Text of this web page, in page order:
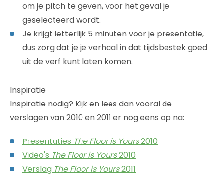
om je pitch te geven, voor het geval je
geselecteerd wordt.
Je krijgt letterlijk 5 minuten voor je presentatie,
dus zorg dat je je verhaal in dat tijdsbestek goed
uit de verf kunt laten komen.
Inspiratie
Inspiratie nodig? Kijk en lees dan vooral de
verslagen van 2010 en 2011 er nog eens op na:
Presentaties The Floor is Yours2010
Video's The Floor is Yours2010
Verslag The Floor is Yours2011